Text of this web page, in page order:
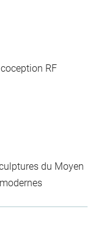
RF
du Moyen